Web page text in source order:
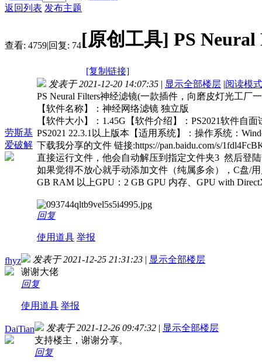
返回列表 发布主题
查看: 4759|回复: 74[原创工具] PS
[复制链接]
劳斯基
爱破解
发表于 2021-12-20 14:07:35 | 显示全部楼层 |阅读模式
PS Neural Filters神经滤镜(一款插件，向磨皮灯光工厂
【软件名称】：神经网络滤镜 独立版
【软件大小】：1.45G【软件介绍】：PS2021软件自
PS2021 22.3.1以上版本【适用系统】：操作系统：
下载我分享的文件 链接:https://pan.baidu.com/s/
直接运行文件，他会自动解压到指定文件夹3 然后登
如果觉得不放心就手动添加文件（纯属多余），C盘/用
GB RAM 以上GPU：2 GB GPU 内存、GPU with
回复
使用道具 举报
fhyz 发表于 2021-12-25 21:31:23 | 显示全部楼层
谢谢大佬
回复
使用道具 举报
DaiTian 发表于 2021-12-26 09:47:32 | 显示全部楼层
支持楼主，谢谢分享。
回复